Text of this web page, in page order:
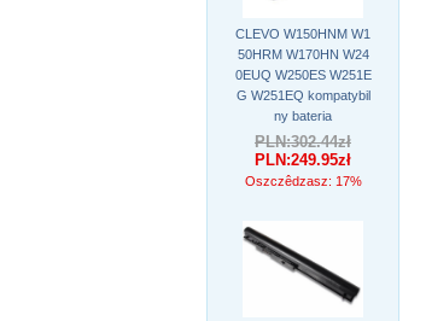
CLEVO W150HNM W1
50HRM W170HN W24
0EUQ W250ES W251E
G W251EQ kompatybil
ny bateria
PLN:302.44zł
PLN:249.95zł
Oszczêdzasz: 17%